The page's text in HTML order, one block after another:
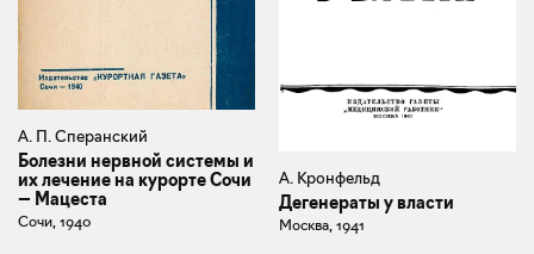
А. П. Сперанский
Болезни нервной системы и
их лечение на курорте Сочи
— Мацеста
Сочи, 1940
А. Кронфельд
Дегенераты у власти
Москва, 1941